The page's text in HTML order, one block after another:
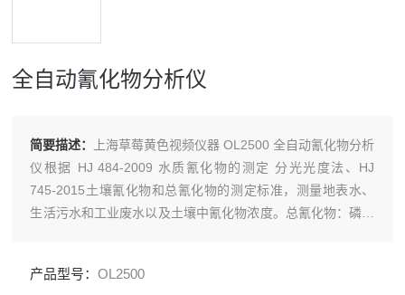
全自动氰化物分析仪
简要描述：
上海草莓黄色视频仪器 OL2500 全自动氰化物分析
仪根据 HJ 484-2009 水质氰化物的测定 分光光度法、HJ
745-2015土壤氰化物和总氰化物的测定标准，测量地表水、
生活污水和工业废水以及土壤中氰化物浓度。总氰化物：磷酸
锌，在pH=4条件下，自动蒸馏，简单氰化物和部分络合氰化
产品型号：OL2500